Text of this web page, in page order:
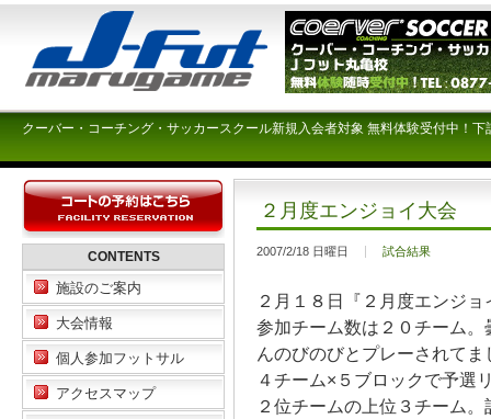
クーバー・コーチング・サッカースクール新規入会者対象 無料体験受付中！
２月度エンジョイ大会
2007/2/18 日曜日 試合結果
２月１８日『２月度エンジ
参加チーム数は２０チーム
んのびのびとプレーされてま
４チーム×５ブロックで予選
２位チームの上位３チーム
CONTENTS
施設のご案内
大会情報
個人参加フットサル
アクセスマップ